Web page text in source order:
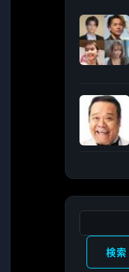
検索